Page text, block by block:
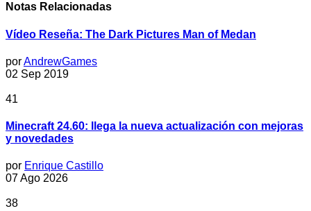
Notas Relacionadas
Vídeo Reseña: The Dark Pictures Man of Medan
porAndrewGames
02 Sep 2019
41
Minecraft 24.60: llega la nueva actualización con mejoras
y novedades
por Enrique Castillo
07 Ago 2026
38